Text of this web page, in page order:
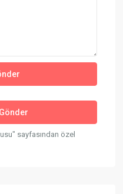
sayfasından özel